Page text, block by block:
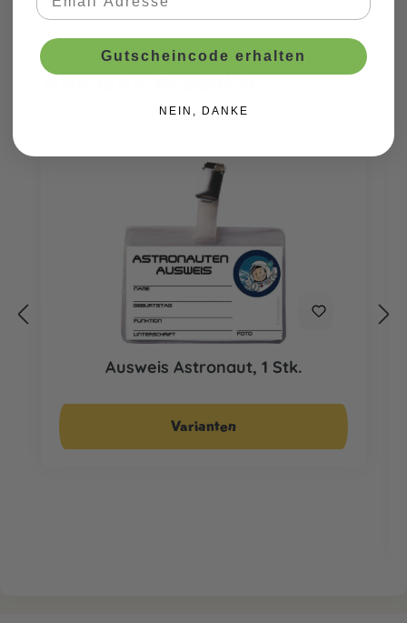
Produktgalerie überspringen
Ähnliche Produkte
Ausweis Astronaut, 1 Stk.
Ab CHF 1.95*
Varianten
Gutscheincode erhalten
NEIN, DANKE